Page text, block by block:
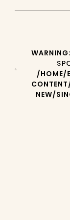
WARNING
/HOME/
NEW/